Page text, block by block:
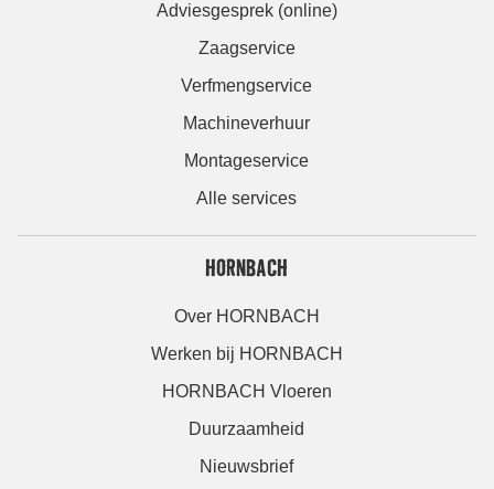
Adviesgesprek (online)
Zaagservice
Verfmengservice
Machineverhuur
Montageservice
Alle services
HORNBACH
Over HORNBACH
Werken bij HORNBACH
HORNBACH Vloeren
Duurzaamheid
Nieuwsbrief